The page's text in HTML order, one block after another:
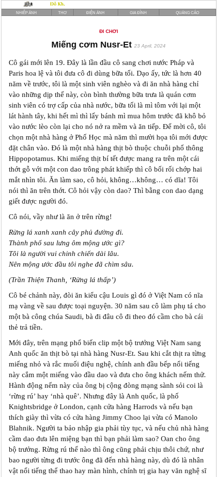
NHIẾP ẢNH THƠ ĐIỆN ẢNH GIA ĐÌNH QUẢNG CÁO
ĐI CHƠI
Miếng cơm Nusr-Et 23 April, 2024
Cô gái mới lên 19. Đây là lần đầu cô sang chơi nước Pháp và
Paris hoa lệ và tôi đưa cô đi dùng bữa tối. Dạo ấy, tức là hơn 40
năm về trước, tôi là một sinh viên nghèo và đi ăn nhà hàng chỉ
vào những dịp thế này, còn bình thường bữa trưa là quán cơm
sinh viên có trợ cấp của nhà nước, bữa tối là mì tôm với lại một
lát hành tây, khi hết mì thì lấy bánh mì mua hôm trước đã khô bỏ
vào nước lèo còn lại cho nó nở ra mềm và ăn tiếp. Để mời cô, tôi
chọn một nhà hàng ở Phố Học mà năm thì mười họa tôi mới được
đặt chân vào. Đó là một nhà hàng thịt bò thuộc chuỗi phổ thông
Hippopotamus. Khi miếng thịt bí tết được mang ra trên một cái
thớt gỗ với một con dao trông phát khiếp thì cô bối rối chớp hai
mắt nhìn tôi. Ăn làm sao, cô hỏi, không…không… có dĩa! Tôi
nói thì ăn trên thớt. Cô hỏi vậy còn dao? Thì bằng con dao dạng
giết được người đó.
Cô nói, vầy như là ăn ở trên rừng!
Rừng lá xanh xanh cây phủ đường đi.
Thành phố sau lưng ôm mộng ước gì?
Tôi là người vui chinh chiến dài lâu.
Nên mộng ước đầu tôi nghe đã chìm sâu.
(Trần Thiện Thanh, ‘Rừng lá thấp’)
Cô bé chảnh này, đòi ăn kiểu cậu Louis gì đó ở Việt Nam có nĩa
mạ vàng về sau được toại nguyện. 30 năm sau cô làm phụ tá cho
một bà công chúa Saudi, bà đi đâu cô đi theo đó cầm cho bà cái
thẻ trả tiền.
Mới đây, trên mạng phổ biến clip một bộ trưởng Việt Nam sang
Anh quốc ăn thịt bò tại nhà hàng Nusr-Et. Sau khi cắt thịt ra từng
miếng nhỏ và rắc muối điệu nghệ, chính anh đầu bếp nổi tiếng
này cắm một miếng vào đầu dao và đưa cho ông khách nếm thử.
Hành động nếm này của ông bị cộng đòng mạng sành sỏi coi là
‘rừng rú’ hay ‘nhà quê’. Nhưng đây là Anh quốc, là phố
Knightsbridge ở London, cạnh cửa hàng Harrods và nếu bạn
thích giày thì vừa có cửa hàng Jimmy Choo lại vừa có Manolo
Blahnik. Người ta bảo nhập gia phải tùy tục, và nếu chủ nhà hàng
cầm dao đưa lên miệng bạn thì bạn phải làm sao? Oan cho ông
bộ trưởng. Rừng rú thế nào thì ông cũng phải chịu thôi chứ, như
bao người từng đi trước ông đã đến nhà hàng này, dù đó là nhân
vật nổi tiếng thể thao hay màn hình, chính trị gia hay văn nghệ sĩ